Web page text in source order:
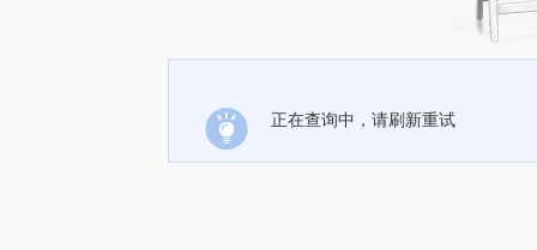
正在查询中，请刷新重试